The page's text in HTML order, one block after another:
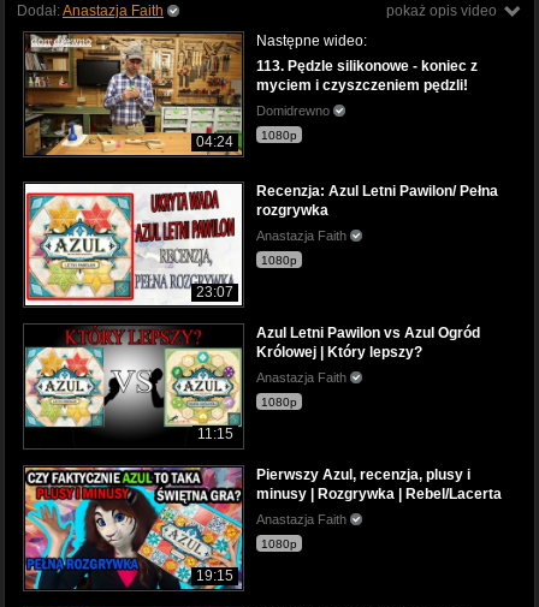
pokaż opis video
Dodał:Anastazja Faith
04:24
Następne wideo:
113. Pędzle silikonowe - koniec z
myciem i czyszczeniem pędzli!
Domidrewno
1080p
23:07
Recenzja: Azul Letni Pawilon/ Pełna
rozgrywka
Anastazja Faith
1080p
11:15
Azul Letni Pawilon vs Azul Ogród
Królowej | Który lepszy?
Anastazja Faith
1080p
19:15
Pierwszy Azul, recenzja, plusy i
minusy | Rozgrywka | Rebel/Lacerta
Anastazja Faith
1080p